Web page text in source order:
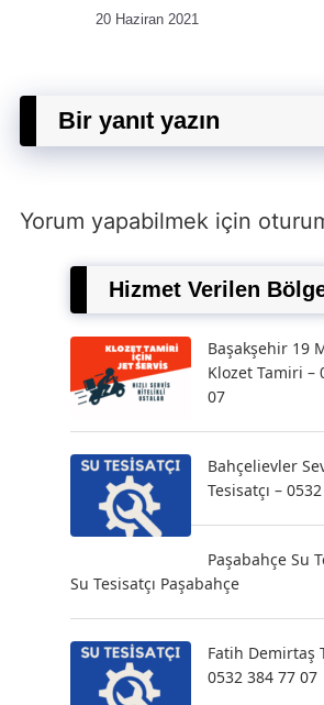
20 Haziran 2021
Bir yanıt yazın
Yorum yapabilmek için
Hizmet Verilen
Başakşehir 19
Klozet Tamiri –
07
Bahçelievler
Tesisatçı –
Paşabahçe Su
Su Tesisatçı Paşabahçe
Fatih Demirtaş
0532 384 77 07